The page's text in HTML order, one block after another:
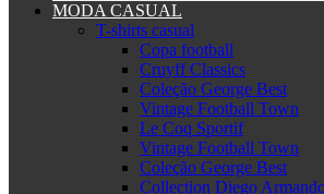
MODA CASUAL
T-shirts casual
Copa football
Cruyff Classics
Coleção George Best
Vintage Football Town
Le Coq Sportif
Vintage Football Town
Coleção George Best
Collection Diego